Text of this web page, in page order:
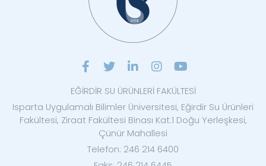
EĞİRDİR SU ÜRÜNLERİ FAKÜLTESİ
Isparta Uygulamalı Bilimler Üniversitesi, Eğirdir Su Ürünleri
Fakültesi, Ziraat Fakültesi Binası Kat:1 Doğu Yerleşkesi,
Çünür Mahallesi
Telefon: 246 214 6400